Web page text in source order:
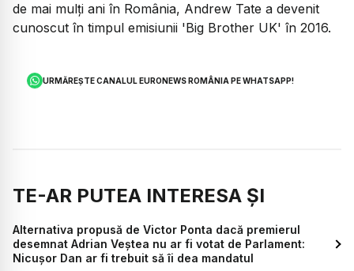
de mai mulți ani în România, Andrew Tate a devenit
cunoscut în timpul emisiunii 'Big Brother UK' în 2016.
URMĂREȘTE CANALUL EURONEWS ROMÂNIA PE WHATSAPP!
TE-AR PUTEA INTERESA ȘI
Alternativa propusă de Victor Ponta dacă premierul
desemnat Adrian Veștea nu ar fi votat de Parlament:
Nicușor Dan ar fi trebuit să îi dea mandatul